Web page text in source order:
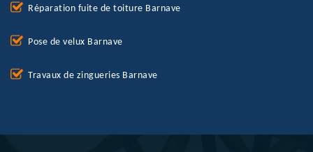
Réparation fuite de toiture Barnave
Pose de velux Barnave
Travaux de zingueries Barnave